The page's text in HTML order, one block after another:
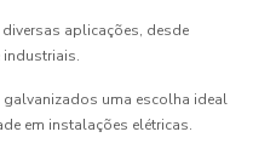
aplicações, desde
industriais.
uma escolha ideal
em instalações elétricas.